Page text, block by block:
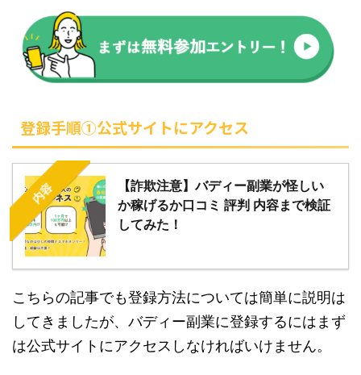
登録手順①公式サイトにアクセス
内容
【詐欺注意】バディー副業が怪しい
か稼げるか口コミ 評判 内容まで検証
してみた！
こちらの記事でも登録方法については簡単に説明は
してきましたが、バディー副業に登録するにはまず
は公式サイトにアクセスしなければいけません。